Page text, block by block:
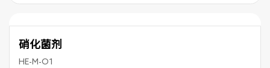
硝化菌剂
HE-M-O1